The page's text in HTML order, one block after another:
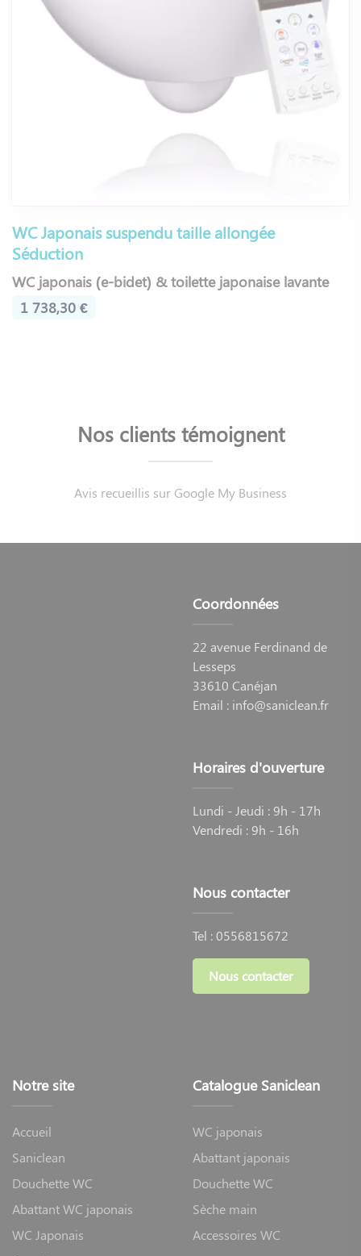
WC Japonais suspendu taille allongée
Séduction
WC japonais (e-bidet) & toilette japonaise lavante
1 738,30 €
Nos clients témoignent
Avis recueillis sur Google My Business
Coordonnées
22 avenue Ferdinand de
Lesseps
33610 Canéjan
Email : info@saniclean.fr
Horaires d'ouverture
Lundi - Jeudi : 9h - 17h
Vendredi : 9h - 16h
Nous contacter
Tel :0556815672
Nous contacter
Notre site
Accueil
Saniclean
Douchette WC
Abattant WC japonais
WC Japonais
Catalogue Saniclean
WC japonais
Abattant japonais
Douchette WC
Sèche main
Accessoires WC